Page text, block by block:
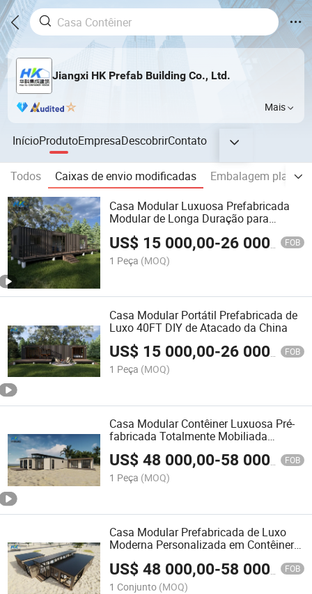
Jiangxi HK Prefab Building Co., Ltd.
Mais
InícioProdutoEmpresaDescobrirContato
Todos Caixas de envio modificadas
Embalagem plana
Casa Modular Luxuosa Prefabricada
Modular de Longa Duração para
US$ 15 000,00-26 000,00 FOB
1 Peça (MOQ)
Casa Modular Portátil Prefabricada de
Luxo 40FT DIY de Atacado da China
US$ 15 000,00-26 000,00 FOB
1 Peça (MOQ)
Casa Modular Contêiner Luxuosa Pré-
fabricada Totalmente Mobiliada
Durável para Residência, Vila de Envio,
Casa Moderna Contêiner
US$48 000,00-58 000,00 FOB
1 Peça (MOQ)
Casa Modular Prefabricada de Luxo
Moderna Personalizada em Contêiner
US$48 000,00-58 000,00 FOB
1 Conjunto (MOQ)